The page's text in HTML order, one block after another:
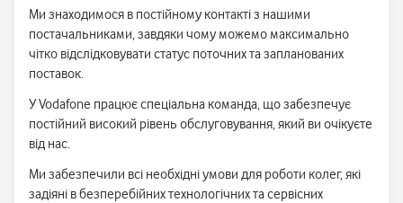
Ми знаходимося в постійному контакті з нашими
постачальниками, завдяки чому можемо максимально
чітко відслідковувати статус поточних та запланованих
поставок.
У Vodafone працює спеціальна команда, що забезпечує
постійний високий рівень обслуговування, який ви очікуєте
від нас.
Ми забезпечили всі необхідні умови для роботи колег, які
задіяні в безперебійних технологічних та сервісних